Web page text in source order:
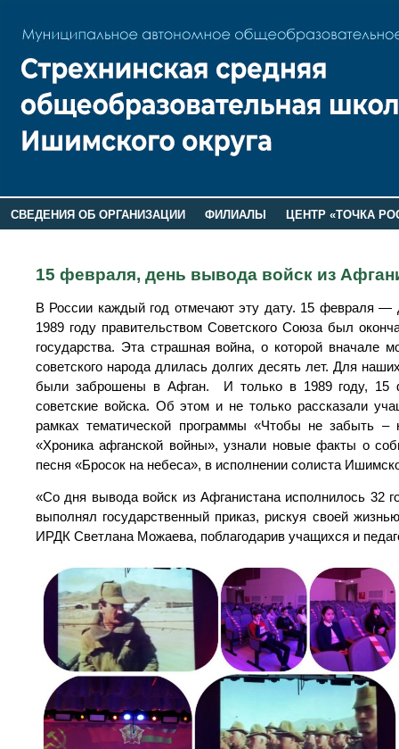
СВЕДЕНИЯ ОБ ОРГАНИЗАЦИИ ФИЛИАЛЫ
ЦЕНТР «ТОЧКА
15 февраля, день вывода войск из
В России каждый год отмечают эту дату. 15 февраля —
1989 году правительством Советского Союза был
государства. Эта страшная война, о которой вначале
советского народа длилась долгих десять лет. Для
были заброшены в Афган. И только в 1989 году, 15
советские войска. Об этом и не только рассказали
рамках тематической программы «Чтобы не забыть
«Хроника афганской войны», узнали новые факты о
песня «Бросок на небеса», в исполнении солиста
«Со дня вывода войск из Афганистана исполнилось 32
выполнял государственный приказ, рискуя своей
ИРДК Светлана Можаева, поблагодарив учащихся и